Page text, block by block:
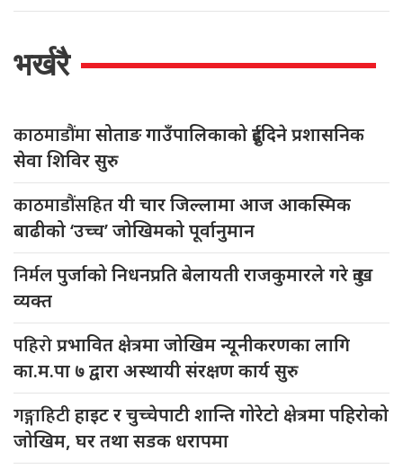
भर्खरै
काठमाडौंमासोताङ गाउँपालिकाको दुईदिने प्रशासनिक
सेवा शिविर सुरु
काठमाडौंसहितयी चार जिल्लामा आज आकस्मिक
बाढीको ‘उच्च’ जोखिमको पूर्वानुमान
निर्मलपुर्जाको निधनप्रति बेलायती राजकुमारले गरे दुःख
व्यक्त
पहिरोप्रभावित क्षेत्रमा जोखिम न्यूनीकरणका लागि
का.म.पा ७ द्वारा अस्थायी संरक्षण कार्य सुरु
गङ्गाहिटीहाइट र चुच्चेपाटी शान्ति गोरेटो क्षेत्रमा पहिरोको
जोखिम, घर तथा सडक धरापमा